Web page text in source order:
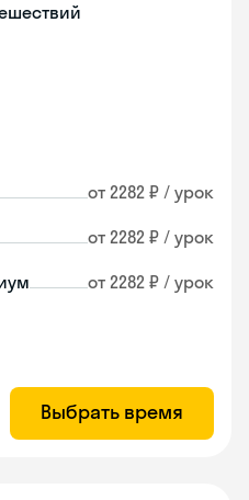
от 2282 ₽ / урок
от 2282 ₽ / урок
от 2282 ₽ / урок
Выбрать время